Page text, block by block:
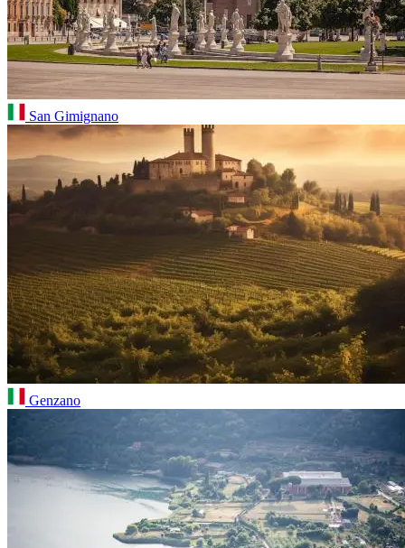
San Gimignano
Genzano